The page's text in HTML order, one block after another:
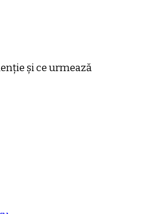
și ce urmează